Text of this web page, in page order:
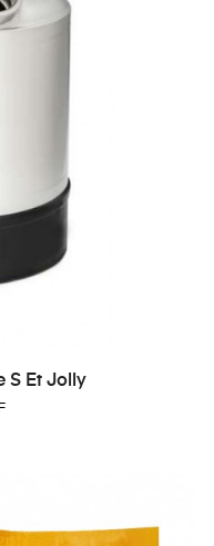
S Et Jolly